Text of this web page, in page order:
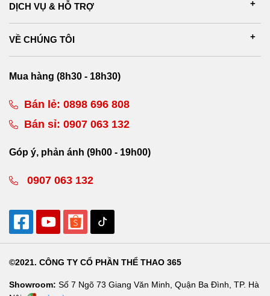
DỊCH VỤ & HỖ TRỢ
VỀ CHÚNG TÔI
Mua hàng (8h30 - 18h30)
Bán lẻ: 0898 696 808
Bán sỉ: 0907 063 132
Góp ý, phản ánh (9h00 - 19h00)
0907 063 132
©2021. CÔNG TY CỔ PHẦN THỂ THAO 365
Showroom: Số 7 Ngõ 73 Giang Văn Minh, Quận Ba Đình, TP. Hà